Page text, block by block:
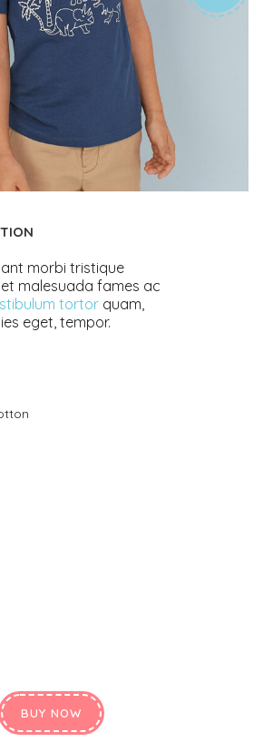
morbi tristique
malesuada fames ac
tortor quam,
eget, tempor.
BUY NOW